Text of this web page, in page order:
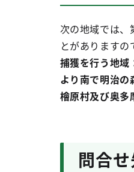
次の地域では、
とがありますの
捕獲を行う地
より南で明治の
檜原村及び奥多
問合